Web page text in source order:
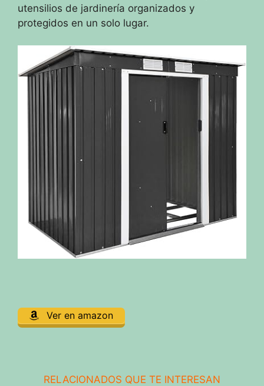
utensilios de jardinería organizados y
protegidos en un solo lugar.
Ver en amazon
RELACIONADOS QUE TE INTERESAN